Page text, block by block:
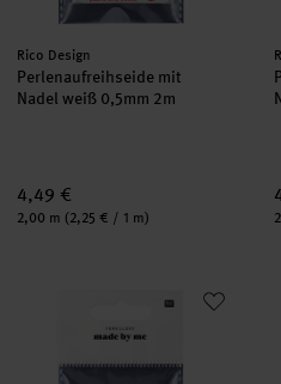
Hersteller:
Rico Design
Perlenaufreihseide mit
Nadel weiß 0,5mm 2m
4,49 €
Inhalt:
2,00 m (2,25 € / 1 m)
Perlenaufreihseide mit Nadel